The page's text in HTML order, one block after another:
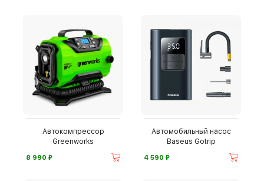
Автокомпрессор
Greenworks
8 990 ⃏
Автомобильный насос
Baseus Gotrip
4 590 ⃏